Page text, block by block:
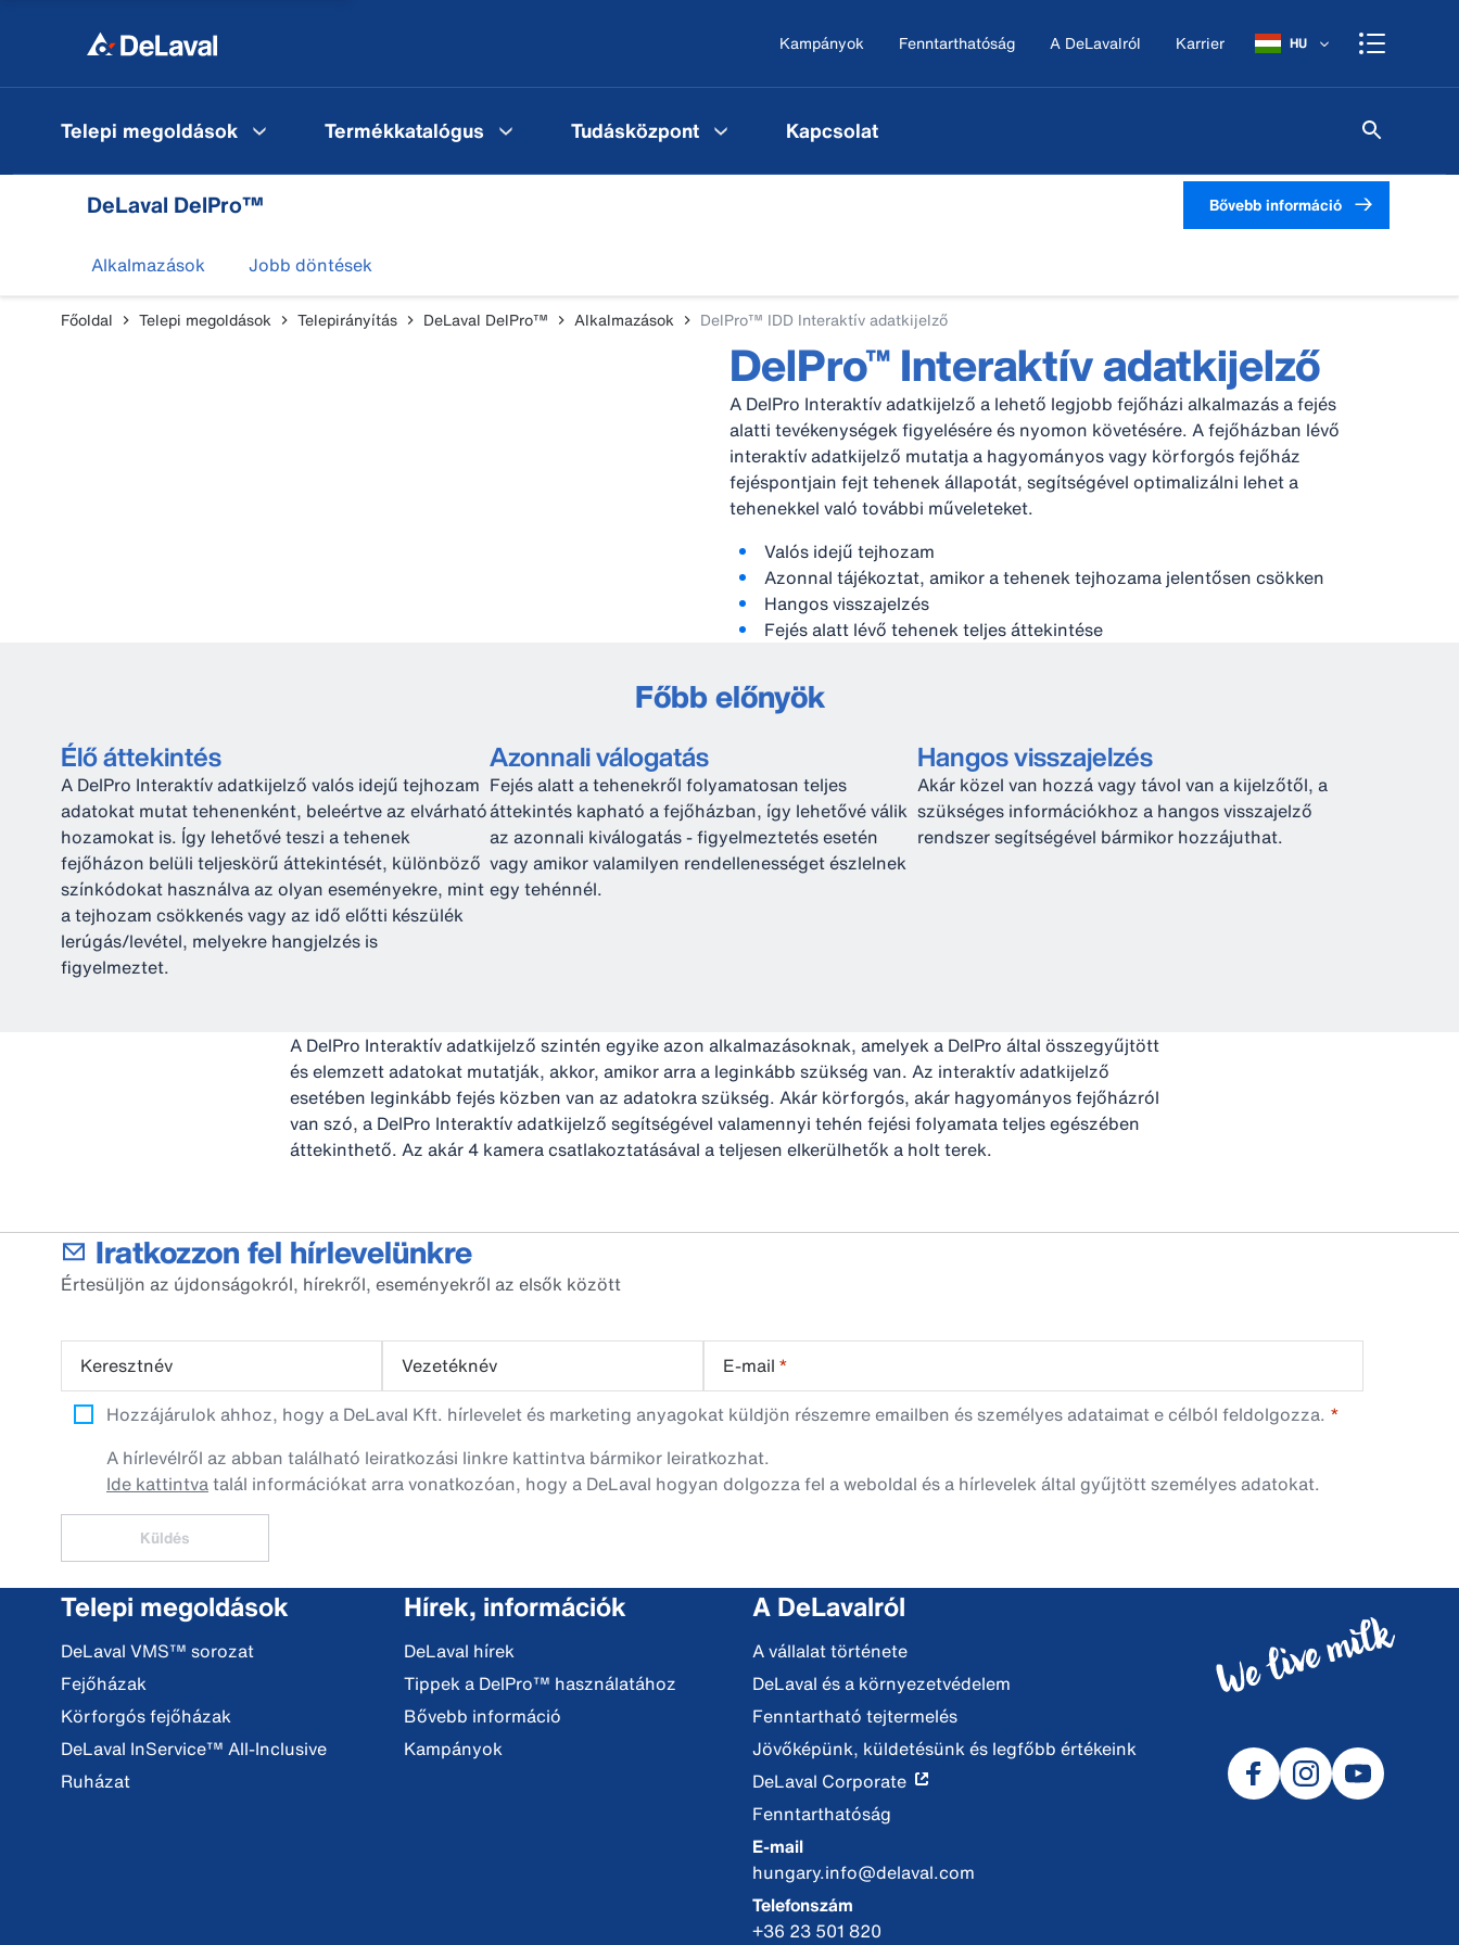
Kampányok Fenntarthatóság A DeLavalról Karrier HU
Telepi megoldások Termékkatalógus Tudásközpont Kapcsolat
DeLaval DelPro™ Bővebb információ
Alkalmazások Jobb döntések
Főoldal Telepi megoldások Telepirányítás DeLaval DelPro™ Alkalmazások DelPro™ IDD Interaktív adatkijelző
DelPro™ Interaktív adatkijelző
A DelPro Interaktív adatkijelző a lehető legjobb fejőházi alkalmazás a fejés
alatti tevékenységek figyelésére és nyomon követésére. A fejőházban lévő
interaktív adatkijelző mutatja a hagyományos vagy körforgós fejőház
fejéspontjain fejt tehenek állapotát, segítségével optimalizálni lehet a
tehenekkel való további műveleteket.
Valós idejű tejhozam
Azonnal tájékoztat, amikor a tehenek tejhozama jelentősen csökken
Hangos visszajelzés
Fejés alatt lévő tehenek teljes áttekintése
Főbb előnyök
Élő áttekintés
A DelPro Interaktív adatkijelző valós idejű tejhozam
adatokat mutat tehenenként, beleértve az elvárható
hozamokat is. Így lehetővé teszi a tehenek
fejőházon belüli teljeskörű áttekintését, különböző
színkódokat használva az olyan eseményekre, mint
a tejhozam csökkenés vagy az idő előtti készülék
lerúgás/levétel, melyekre hangjelzés is
figyelmeztet.
Azonnali válogatás
Fejés alatt a tehenekről folyamatosan teljes
áttekintés kapható a fejőházban, így lehetővé válik
az azonnali kiválogatás - figyelmeztetés esetén
vagy amikor valamilyen rendellenességet észlelnek
egy tehénnél.
Hangos visszajelzés
Akár közel van hozzá vagy távol van a kijelzőtől, a
szükséges információkhoz a hangos visszajelző
rendszer segítségével bármikor hozzájuthat.
A DelPro Interaktív adatkijelző szintén egyike azon alkalmazásoknak, amelyek a DelPro által összegyűjtött
és elemzett adatokat mutatják, akkor, amikor arra a leginkább szükség van. Az interaktív adatkijelző
esetében leginkább fejés közben van az adatokra szükség. Akár körforgós, akár hagyományos fejőházról
van szó, a DelPro Interaktív adatkijelző segítségével valamennyi tehén fejési folyamata teljes egészében
áttekinthető. Az akár 4 kamera csatlakoztatásával a teljesen elkerülhetők a holt terek.
Iratkozzon fel hírlevelünkre
Értesüljön az újdonságokról, hírekről, eseményekről az elsők között
Keresztnév Vezetéknév E-mail *
Hozzájárulok ahhoz, hogy a DeLaval Kft. hírlevelet és marketing anyagokat küldjön részemre emailben és személyes adataimat e célból feldolgozza.
A hírlevélről az abban található leiratkozási linkre kattintva bármikor leiratkozhat.
Ide kattintvatalál információkat arra vonatkozóan, hogy a DeLaval hogyan dolgozza fel a weboldal és a hírlevelek által gyűjtött személyes adatokat.
Küldés
Telepi megoldások
DeLaval VMS™ sorozat
Fejőházak
Körforgós fejőházak
DeLaval InService™ All-Inclusive
Ruházat
Hírek, információk
DeLaval hírek
Tippek a DelPro™ használatához
Bővebb információ
Kampányok
A DeLavalról
A vállalat története
DeLaval és a környezetvédelem
Fenntartható tejtermelés
Jövőképünk, küldetésünk és legfőbb értékeink
DeLaval Corporate
Fenntarthatóság
E-mail
hungary.info@delaval.com
Telefonszám
+36 23 501 820